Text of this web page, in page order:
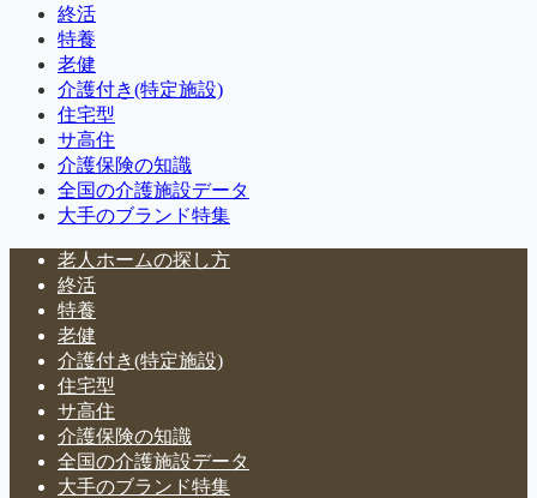
終活
特養
老健
介護付き(特定施設)
住宅型
サ高住
介護保険の知識
全国の介護施設データ
大手のブランド特集
老人ホームの探し方
終活
特養
老健
介護付き(特定施設)
住宅型
サ高住
介護保険の知識
全国の介護施設データ
大手のブランド特集